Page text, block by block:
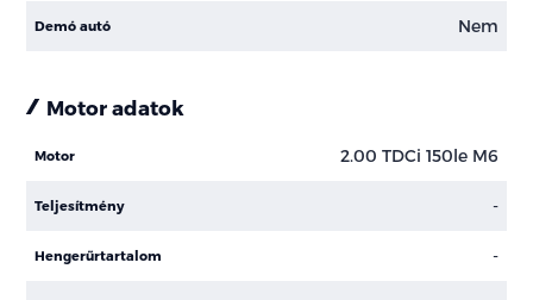
Demó autó Nem
Motor adatok
Motor 2.00 TDCi 150le M6
Teljesítmény -
Hengerűrtartalom -